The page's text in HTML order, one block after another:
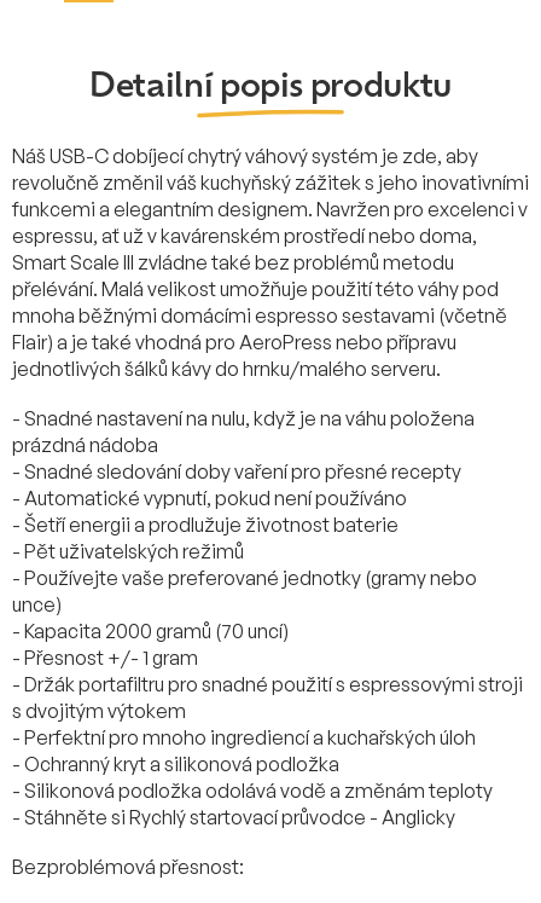
Detailní popis produktu
Náš USB-C dobíjecí chytrý váhový systém je zde, aby
revolučně změnil váš kuchyňský zážitek s jeho inovativními
funkcemi a elegantním designem. Navržen pro excelenci v
espressu, ať už v kavárenském prostředí nebo doma,
Smart Scale III zvládne také bez problémů metodu
přelévání. Malá velikost umožňuje použití této váhy pod
mnoha běžnými domácími espresso sestavami (včetně
Flair) a je také vhodná pro AeroPress nebo přípravu
jednotlivých šálků kávy do hrnku/malého serveru.
- Snadné nastavení na nulu, když je na váhu položena
prázdná nádoba
- Snadné sledování doby vaření pro přesné recepty
- Automatické vypnutí, pokud není používáno
- Šetří energii a prodlužuje životnost baterie
- Pět uživatelských režimů
- Používejte vaše preferované jednotky (gramy nebo
unce)
- Kapacita 2000 gramů (70 uncí)
- Přesnost +/- 1 gram
- Držák portafiltru pro snadné použití s espressovými stroji
s dvojitým výtokem
- Perfektní pro mnoho ingrediencí a kuchařských úloh
- Ochranný kryt a silikonová podložka
- Silikonová podložka odolává vodě a změnám teploty
- Stáhněte si Rychlý startovací průvodce - Anglicky
Bezproblémová přesnost: